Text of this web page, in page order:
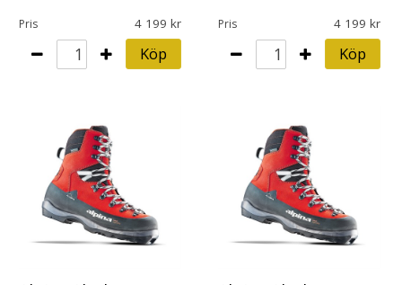
Pris 4 199
Köp
Pris 4 199
Köp